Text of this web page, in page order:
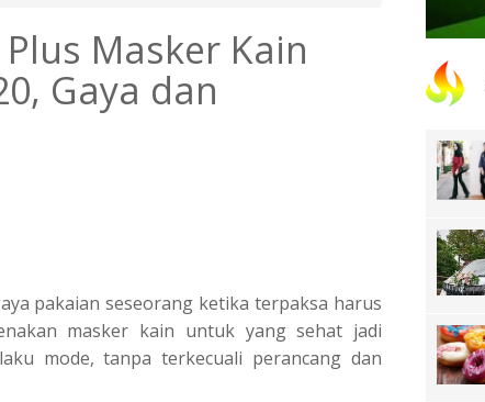
Masker Kain
Gaya dan
pakaian seseorang ketika terpaksa harus
masker kain untuk yang sehat jadi
mode, tanpa terkecuali perancang dan